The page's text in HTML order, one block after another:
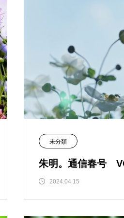
未分類
朱明。通信春号
2024.04.15